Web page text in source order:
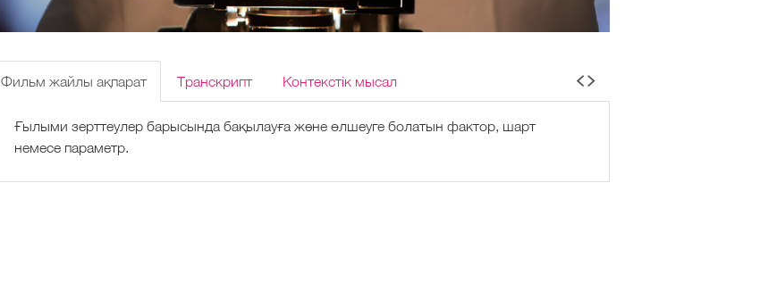
Фильм жайлы ақпарат Транскрипт Контекстік мысал
Ғылыми зерттеулер барысында бақылауға және өлшеуге болатын фактор, шарт
немесе параметр.